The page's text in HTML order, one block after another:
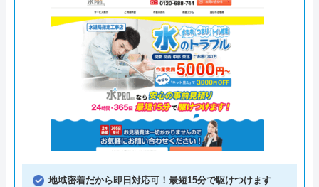
地域密着だから即日対応可！最短15分で駆けつけます